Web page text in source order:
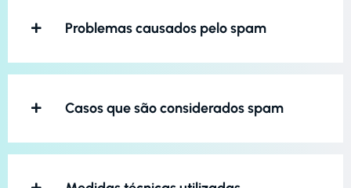
Problemas causados pelo spam
Casos que são considerados spam